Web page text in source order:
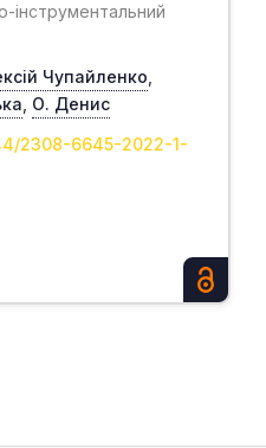
інструментальний
Чупайленко
О. Денис
2308-6645-2022-1-